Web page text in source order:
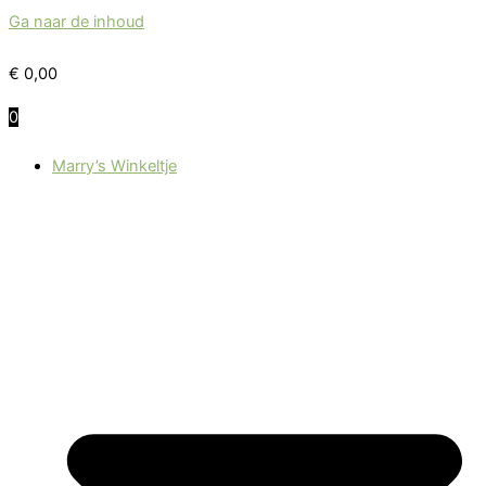
Ga naar de inhoud
€ 0,00
0
Marry’s Winkeltje